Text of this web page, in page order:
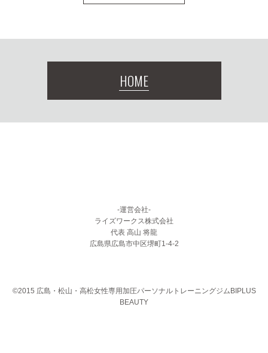
HOME
-運営会社-
ライズワークス株式会社
代表 高山 将龍
広島県広島市中区堺町1-4-2
©2015 広島・松山・高松女性専用加圧パーソナルトレーニングジムBIPLUS
BEAUTY